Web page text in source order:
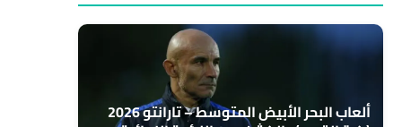
ألعاب البحر الأبيض المتوسط – تارانتو 2026